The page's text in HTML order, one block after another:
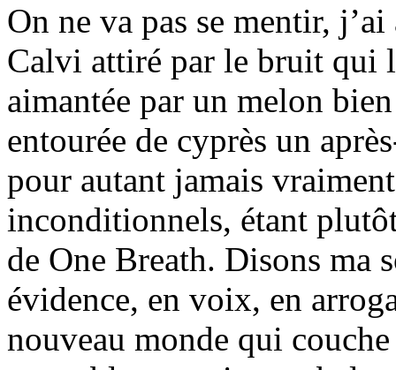
On ne va pas se mentir,
Calvi attiré par le bruit qui
aimantée par un melon
entourée de cyprès un
pour autant jamais
inconditionnels, étant
de One Breath. Disons ma
évidence, en voix, en
nouveau monde qui